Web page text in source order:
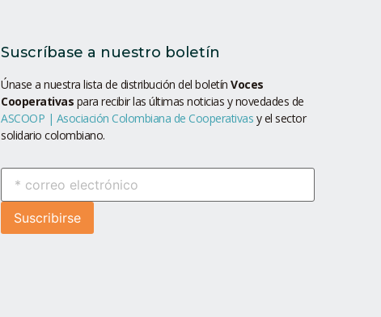
Suscríbase a nuestro boletín
Únase a nuestra lista de distribución del boletín Voces
Cooperativas para recibir las últimas noticias y novedades de
ASCOOP | Asociación Colombiana de Cooperativas y el sector
solidario colombiano.